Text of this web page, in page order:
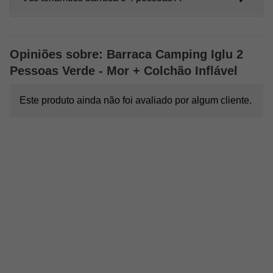
Opiniões sobre: Barraca Camping Iglu 2
Pessoas Verde - Mor + Colchão Inflável
Este produto ainda não foi avaliado por algum cliente.